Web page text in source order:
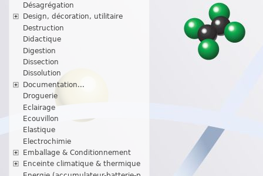
Désagrégation
Design, décoration, utilitaire
Destruction
Didactique
Digestion
Dissection
Dissolution
Documentation...
Droguerie
Eclairage
Ecouvillon
Elastique
Electrochimie
Emballage & Conditionnement
Enceinte climatique & thermique